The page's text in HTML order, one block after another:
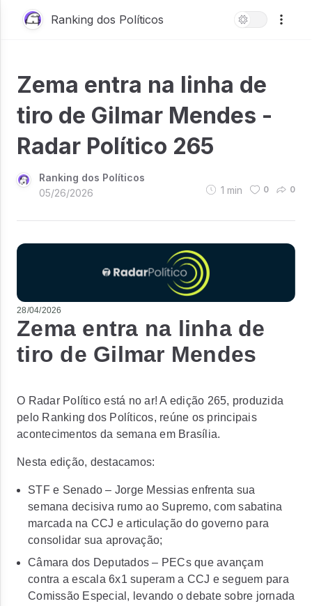
Ranking dos Políticos
Zema entra na linha de
tiro de Gilmar Mendes -
Radar Político 265
Ranking dos Políticos
05/26/2026
1 min 0 0
28/04/2026
Zema entra na linha de
tiro de Gilmar Mendes
O Radar Político está no ar! A edição 265, produzida
pelo Ranking dos Políticos, reúne os principais
acontecimentos da semana em Brasília.
Nesta edição, destacamos:
STF e Senado – Jorge Messias enfrenta sua
semana decisiva rumo ao Supremo, com sabatina
marcada na CCJ e articulação do governo para
consolidar sua aprovação;
Câmara dos Deputados – PECs que avançam
contra a escala 6x1 superam a CCJ e seguem para
Comissão Especial, levando o debate sobre jornada